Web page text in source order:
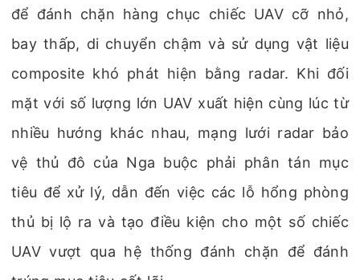
để đánh chặn hàng chục chiếc UAV cỡ nhỏ,
bay thấp, di chuyển chậm và sử dụng vật liệu
composite khó phát hiện bằng radar. Khi đối
mặt với số lượng lớn UAV xuất hiện cùng lúc từ
nhiều hướng khác nhau, mạng lưới radar bảo
vệ thủ đô của Nga buộc phải phân tán mục
tiêu để xử lý, dẫn đến việc các lỗ hổng phòng
thủ bị lộ ra và tạo điều kiện cho một số chiếc
UAV vượt qua hệ thống đánh chặn để đánh